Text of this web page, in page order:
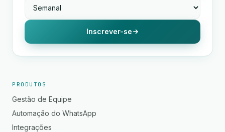
Inscrever-se
PRODUTOS
Gestão de Equipe
Automação do WhatsApp
Integrações